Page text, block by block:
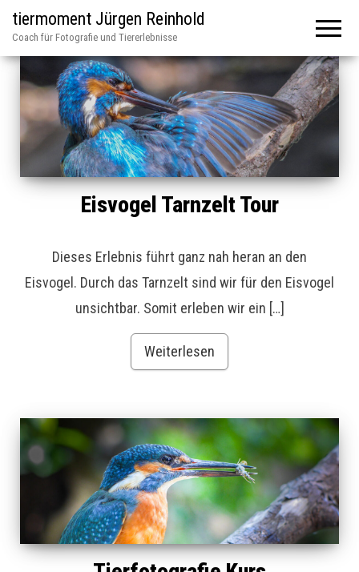
tiermoment Jürgen Reinhold
Coach für Fotografie und Tiererlebnisse
Eisvogel Tarnzelt Tour
Dieses Erlebnis führt ganz nah heran an den
Eisvogel. Durch das Tarnzelt sind wir für den Eisvogel
unsichtbar. Somit erleben wir ein […]
Weiterlesen